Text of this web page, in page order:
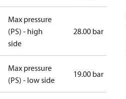
Max pressure
(PS) - high
side
28.00 bar
Max pressure
(PS) - low side
19.00 bar